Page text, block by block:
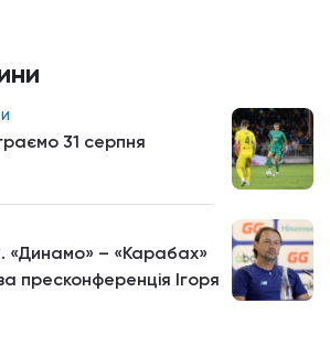
31 серпня
«Динамо» – «Карабах»
пресконференція Ігоря